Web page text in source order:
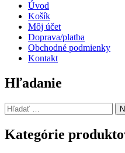
Úvod
Košík
Môj účet
Doprava/platba
Obchodné podmienky
Kontakt
Hľadanie
Hľadať:
Kategórie